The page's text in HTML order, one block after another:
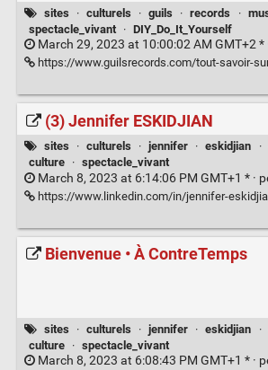
sites · culturels · guils · records ·
spectacle_vivant
· DIY_Do_It_Yourself
March 29, 2023 at 10:00:02 AM GMT+2 *
https://www.guilsrecords.com/tout-savoir-sur-les-residences-en-
(3) Jennifer ESKIDJIAN
sites · culturels · jennifer · eskidjian ·
culture
· spectacle_vivant
March 8, 2023 at 6:14:06 PM GMT+1 * ·
https://www.linkedin.com/in/jennifer-
Bienvenue • À ContreTemps
sites · culturels · jennifer · eskidjian ·
culture
· spectacle_vivant
March 8, 2023 at 6:08:43 PM GMT+1 * ·